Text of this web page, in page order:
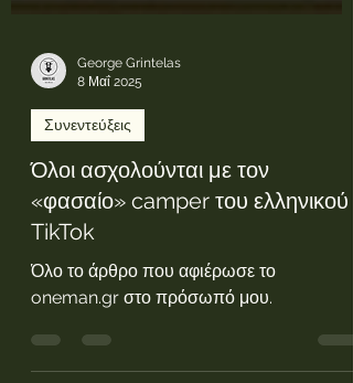
George Grintelas
8 Μαΐ 2025
Συνεντεύξεις
Όλοι ασχολούνται με τον
«φασαίο» camper του ελληνικού
TikTok
Όλο το άρθρο που αφιέρωσε το